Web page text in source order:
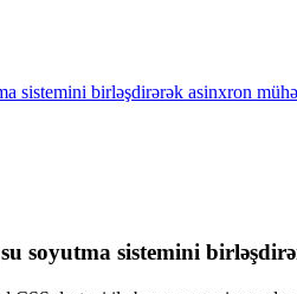
sistemini birləşdirərək asinxron
soyutma sistemini